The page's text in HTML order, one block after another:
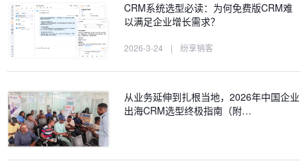
CRM系统选型必读：为何免费版CRM难
以满足企业增长需求？
2026-3-24 | 纷享销客
从业务延伸到扎根当地，2026年中国企业
出海CRM选型终极指南（附…